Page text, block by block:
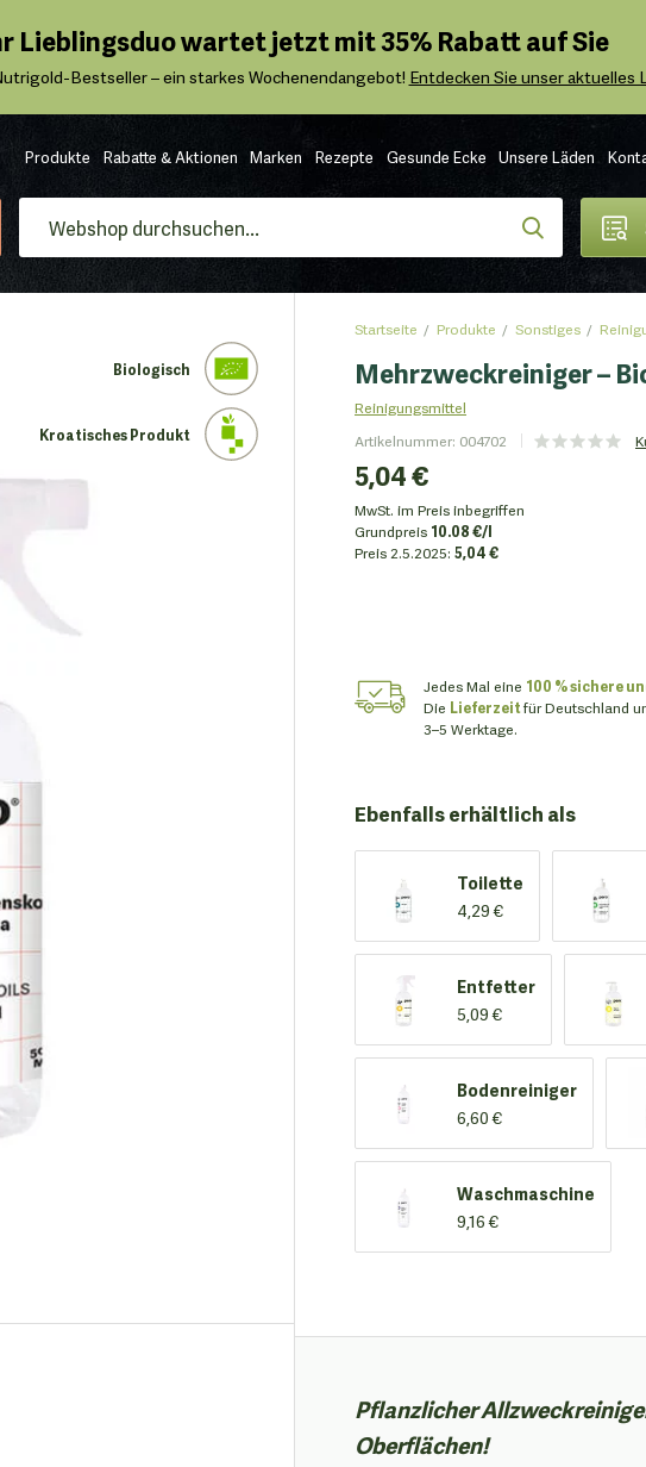
Lieblingsduo wartet jetzt mit 35% Rabatt auf Sie
Bestseller – ein starkes Wochenendangebot! Entdecken Sie unser aktuelles
Produkte Rabatte & Aktionen Marken Rezepte Gesunde Ecke Unsere Läden
Biologisch
Kroatisches Produkt
Startseite Produkte Sonstiges
Mehrzweckreiniger –
Reinigungsmittel
Artikelnummer: 004702
5,04 €
MwSt. im Preis inbegriffen
Grundpreis 10.08 €/l
Preis 2.5.2025: 5,04 €
Jedes Mal eine 100 % sichere
Die Lieferzeitfür Deutschland
3–5 Werktage.
Ebenfalls erhältlich als
Toilette
4,29 €
Entfetter
5,09 €
Bodenreiniger
6,60 €
Waschmaschine
9,16 €
Pflanzlicher
Oberflächen!